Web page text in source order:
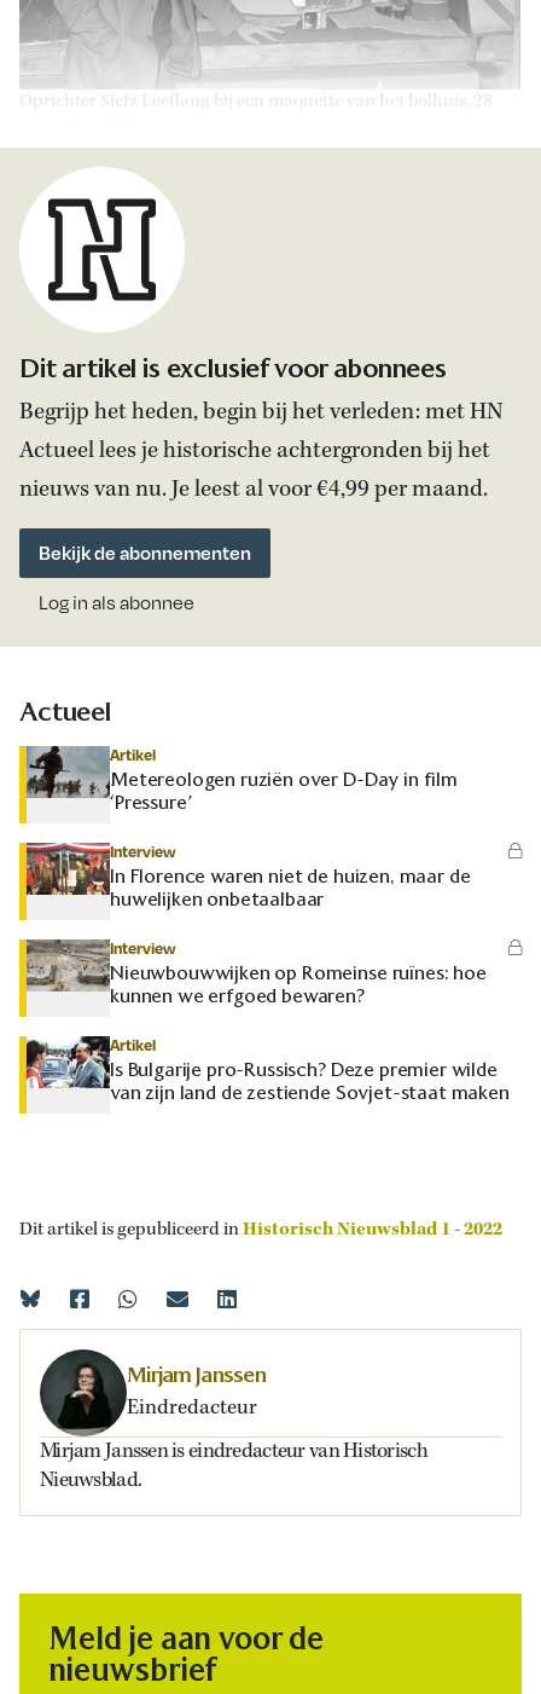
Oprichter Sietz Leeflang bij een maquette van het bolhuis, 28
Dit artikel is exclusief voor abonnees
Begrijp het heden, begin bij het verleden: met HN
Actueel lees je historische achtergronden bij het
nieuws van nu. Je leest al voor €4,99 per maand.
Bekijk de abonnementen
Log in als abonnee
Actueel
Artikel
Metereologen ruziën over D-Day in film
‘Pressure’
Interview
In Florence waren niet de huizen, maar de
huwelijken onbetaalbaar
Interview
Nieuwbouwwijken op Romeinse ruïnes: hoe
kunnen we erfgoed bewaren?
Artikel
Is Bulgarije pro-Russisch? Deze premier wilde
van zijn land de zestiende Sovjet-staat maken
Dit artikel is gepubliceerd inHistorisch Nieuwsblad 1 - 2022
Mirjam Janssen
Eindredacteur
Mirjam Janssen is eindredacteur van Historisch
Nieuwsblad.
Meld je aan voor de
nieuwsbrief